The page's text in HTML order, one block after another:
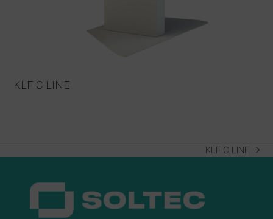
KLF C LINE
next
KLF C LINE